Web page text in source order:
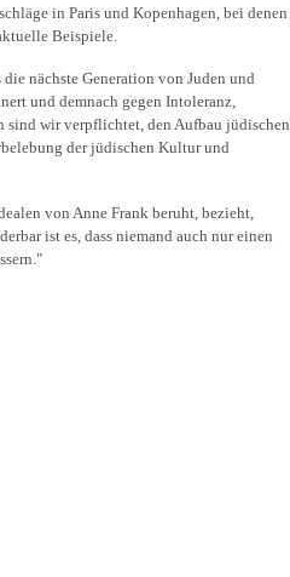
in Paris und Kopenhagen, bei denen
Beispiele.
nächste Generation von Juden und
und demnach gegen Intoleranz,
sind wir verpflichtet, den Aufbau jüdischen
der jüdischen Kultur und
von Anne Frank beruht, bezieht,
ist es, dass niemand auch nur einen